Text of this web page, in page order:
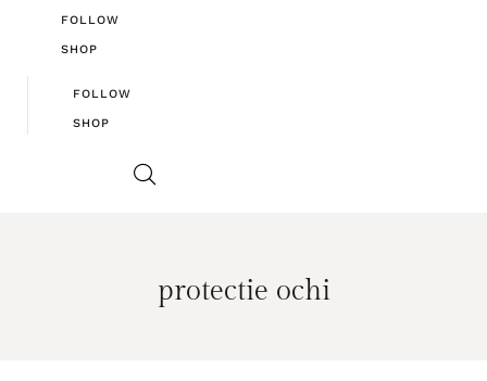
FOLLOW
SHOP
FOLLOW
SHOP
protectie ochi